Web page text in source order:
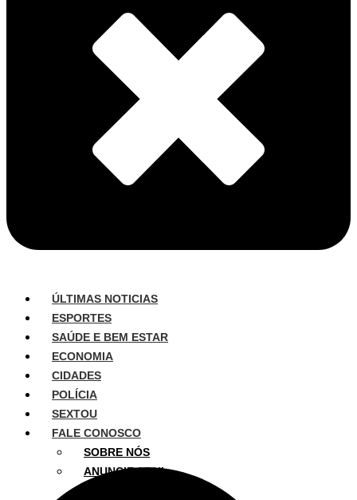
ÚLTIMAS NOTICIAS
ESPORTES
SAÚDE E BEM ESTAR
ECONOMIA
CIDADES
POLÍCIA
SEXTOU
FALE CONOSCO
SOBRE NÓS
ANUNCIE AQUI